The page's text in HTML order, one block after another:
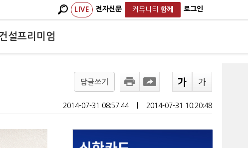
LIVE 전자신문 커뮤니티 함께 로그인
설프리미엄
답글쓰기
2014-07-31 08:57:44 2014-07-31 10:20:48